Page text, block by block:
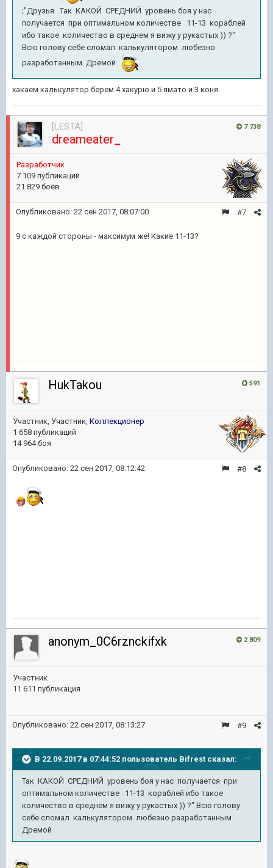
;"Друзья .Так КАКОЙ СРЕДНИЙ уровень боя у нас
получается при оптимальном количестве 11-13 кораблей
ибо такое количество в среднем я вижу у рукастых )) ?"
Всю голову себе сломал калькулятором любезно
разработанным Дремой
хакаем калькулятор берем 4 хакурю и 5 ямато и 3 коня
7 738
[LESTA]
dreameater_
Разработчик
7 109 публикаций
21 829 боёв
#7
Опубликовано: 22 сен 2017, 08:07:00
9 с каждой стороны - максимум же! Какие 11-13?
591
HukTakou
Участник, Участник, Коллекционер
1 658 публикаций
14 964 боя
#8
Опубликовано: 22 сен 2017, 08:12:42
2 809
anonym_0C6rznckifxk
Участник
11 611 публикация
#9
Опубликовано: 22 сен 2017, 08:13:27
В 22.09.2017 в 07:44:52 пользователь Bifrest сказал:
Так КАКОЙ СРЕДНИЙ уровень боя у нас получается при
оптимальном количестве 11-13 кораблей ибо такое
количество в среднем я вижу у рукастых )) ?" Всю голову
себе сломал калькулятором любезно разработанным
Дремой